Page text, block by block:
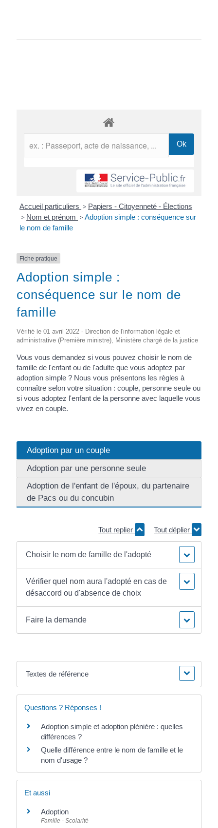
Accueil particuliers > Papiers - Citoyenneté - Élections
> Nom et prénom > Adoption simple : conséquence sur
le nom de famille
Fiche pratique
Adoption simple :
conséquence sur le nom de
famille
Vérifié le 01 avril 2022 - Direction de l'information légale et
administrative (Première ministre), Ministère chargé de la justice
Vous vous demandez si vous pouvez choisir le nom de
famille de l'enfant ou de l'adulte que vous adoptez par
adoption simple ? Nous vous présentons les règles à
connaître selon votre situation : couple, personne seule ou
si vous adoptez l'enfant de la personne avec laquelle vous
vivez en couple.
Adoption par un couple
Adoption par une personne seule
Adoption de l'enfant de l'époux, du partenaire
de Pacs ou du concubin
Tout replier Tout déplier
Choisir le nom de famille de l'adopté
Vérifier quel nom aura l'adopté en cas de
désaccord ou d'absence de choix
Faire la demande
Textes de référence
Questions ? Réponses !
Adoption simple et adoption plénière : quelles
différences ?
Quelle différence entre le nom de famille et le
nom d'usage ?
Et aussi
Adoption
Famille - Scolarité